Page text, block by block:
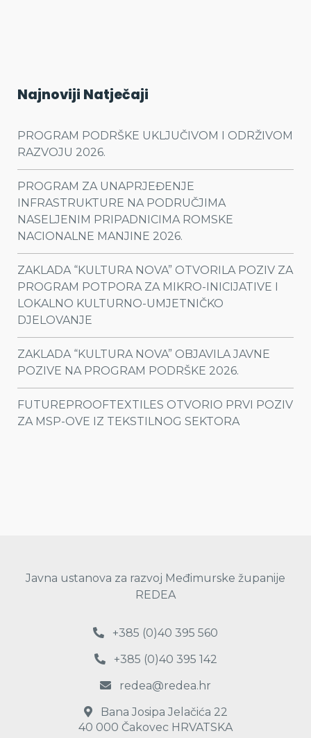
Najnoviji Natječaji
PROGRAM PODRŠKE UKLJUČIVOM I ODRŽIVOM
RAZVOJU 2026.
PROGRAM ZA UNAPRJEĐENJE
INFRASTRUKTURE NA PODRUČJIMA
NASELJENIM PRIPADNICIMA ROMSKE
NACIONALNE MANJINE 2026.
ZAKLADA “KULTURA NOVA” OTVORILA POZIV ZA
PROGRAM POTPORA ZA MIKRO-INICIJATIVE I
LOKALNO KULTURNO-UMJETNIČKO
DJELOVANJE
ZAKLADA “KULTURA NOVA” OBJAVILA JAVNE
POZIVE NA PROGRAM PODRŠKE 2026.
FUTUREPROOFTEXTILES OTVORIO PRVI POZIV
ZA MSP-OVE IZ TEKSTILNOG SEKTORA
Javna ustanova za razvoj Međimurske županije
REDEA
+385 (0)40 395 560
+385 (0)40 395 142
redea@redea.hr
Bana Josipa Jelačića 22
40 000 Čakovec HRVATSKA